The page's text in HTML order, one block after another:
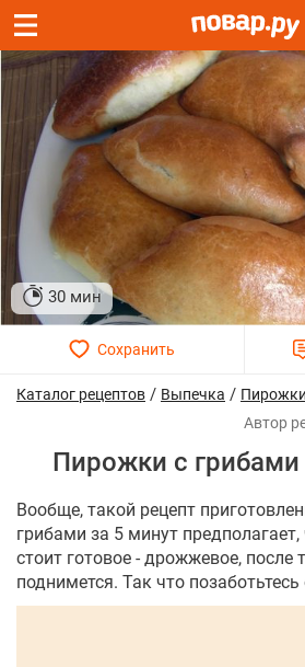
30 мин
Каталог рецептов / Выпечка / Пирожки
Пирожки с грибами
Вообще, такой рецепт
грибами за 5 минут предполагает,
стоит готовое - дрожжевое, после
поднимется. Так что